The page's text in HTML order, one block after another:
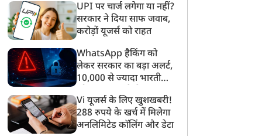
न्यूज
UPI पर चार्ज लगेगा या नहीं?
सरकार ने दिया साफ जवाब,
करोड़ों यूजर्स को राहत
WhatsApp हैकिंग को
लेकर सरकार का बड़ा अलर्ट,
10,000 से ज्यादा भारतीयों
गया
Vi यूजर्स के लिए खुशखबरी!
288 रुपये के खर्च में मिलेगा
अनलिमिटेड कॉलिंग और डेटा